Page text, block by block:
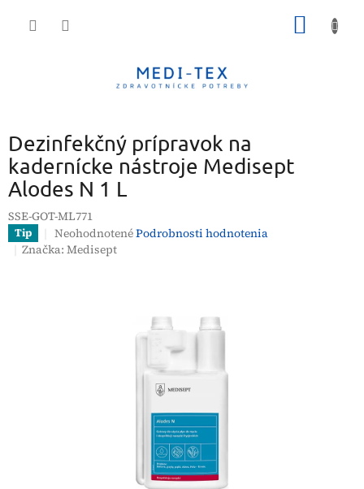
Dezinfekčný prípravok na
kadernícke nástroje Medisept
Alodes N 1 L
SSE-GOT-ML771
Tip
Priemerné
hodnotenie
NeohodnotenéPodrobnosti hodnotenia
Značka:Medisept